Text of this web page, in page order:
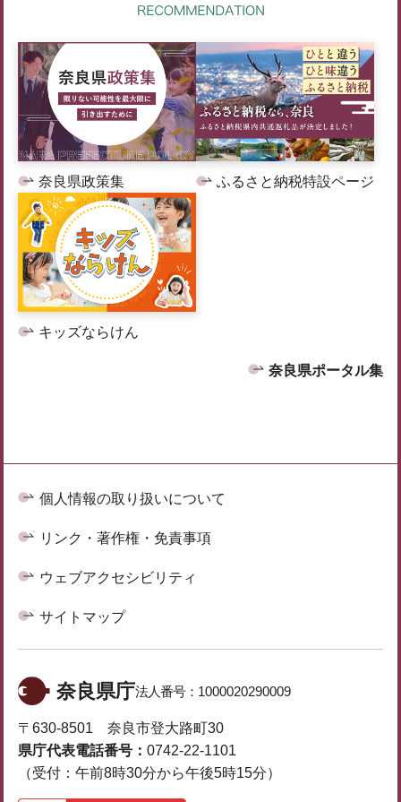
奈良県政策集 ふるさと納税特設ページ
キッズならけん
奈良県ポータル集
個人情報の取り扱いについて
リンク・著作権・免責事項
ウェブアクセシビリティ
サイトマップ
奈良県庁法人番号： 1000020290009
〒630-8501 奈良市登大路町30
県庁代表電話番号： 0742-22-1101
（受付：午前8時30分から午後5時15分）